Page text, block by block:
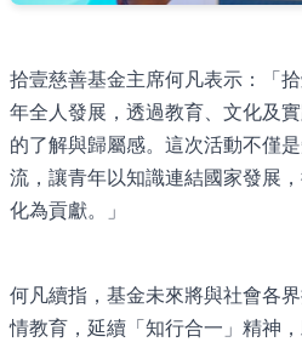
拾壹慈善基金主席何凡表示：「
年全人發展，透過教育、文化及
的了解與歸屬感。這次活動不僅
流，讓青年以知識連結國家發展
化為貢獻。」
何凡續指，基金未來將與社會各
情教育，延續「知行合一」精神